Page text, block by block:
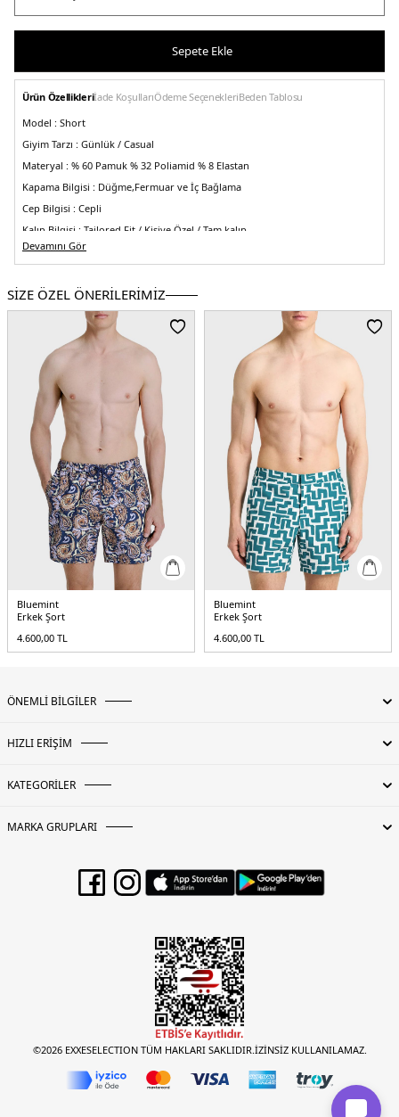
Sepete Ekle
Ürün Özellikleriİade KoşullarıÖdeme SeçenekleriBeden Tablosu
Model : Short
Giyim Tarzı : Günlük / Casual
Materyal : % 60 Pamuk % 32 Poliamid % 8 Elastan
Kapama Bilgisi : Düğme,Fermuar ve İç Bağlama
Cep Bilgisi : Cepli
Kalıp Bilgisi : Tailored Fit / Kişiye Özel / Tam kalıp
Üretim Yeri :Türkiye
5DY1BM25004255MS111.07
Devamını Gör
SİZE ÖZEL ÖNERİLERİMİZ
Bluemint
Erkek Şort
4.600,00 TL
Bluemint
Erkek Şort
4.600,00 TL
ÖNEMLİ BİLGİLER
HIZLI ERİŞİM
KATEGORİLER
MARKA GRUPLARI
©2026 EXXESELECTION TÜM HAKLARI SAKLIDIR.İZİNSİZ KULLANILAMAZ.